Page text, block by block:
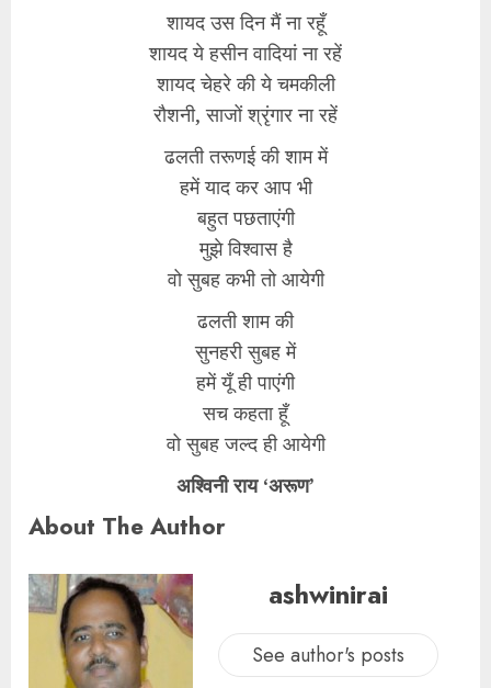
शायद उस दिन मैं ना रहूँ
शायद ये हसीन वादियां ना रहें
शायद चेहरे की ये चमकीली
रौशनी, साजों श्रृंगार ना रहें
ढलती तरूणई की शाम में
हमें याद कर आप भी
बहुत पछताएंगी
मुझे विश्वास है
वो सुबह कभी तो आयेगी
ढलती शाम की
सुनहरी सुबह में
हमें यूँ ही पाएंगी
सच कहता हूँ
वो सुबह जल्द ही आयेगी
अश्विनी राय ‘अरूण’
About The Author
ashwinirai
See author's posts